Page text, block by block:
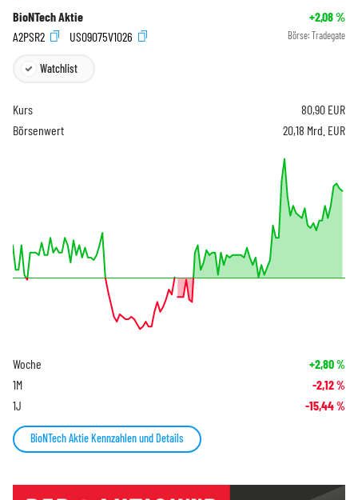
BioNTech Aktie +2,08%
A2PSR2
US09075V1026 Börse: Tradegate
Watchlist
Kurs 80,90 EUR
Börsenwert
20,18 Mrd. EUR
Woche +2,80%
1M -2,12%
1J -15,44%
BioNTech Aktie Kennzahlen und Details